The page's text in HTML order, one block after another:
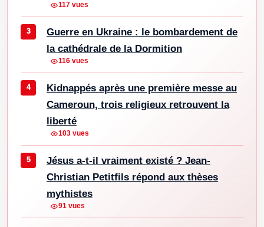
117 vues
Guerre en Ukraine : le bombardement de
la cathédrale de la Dormition
116 vues
Kidnappés après une première messe au
Cameroun, trois religieux retrouvent la
liberté
103 vues
Jésus a-t-il vraiment existé ? Jean-
Christian Petitfils répond aux thèses
mythistes
91 vues